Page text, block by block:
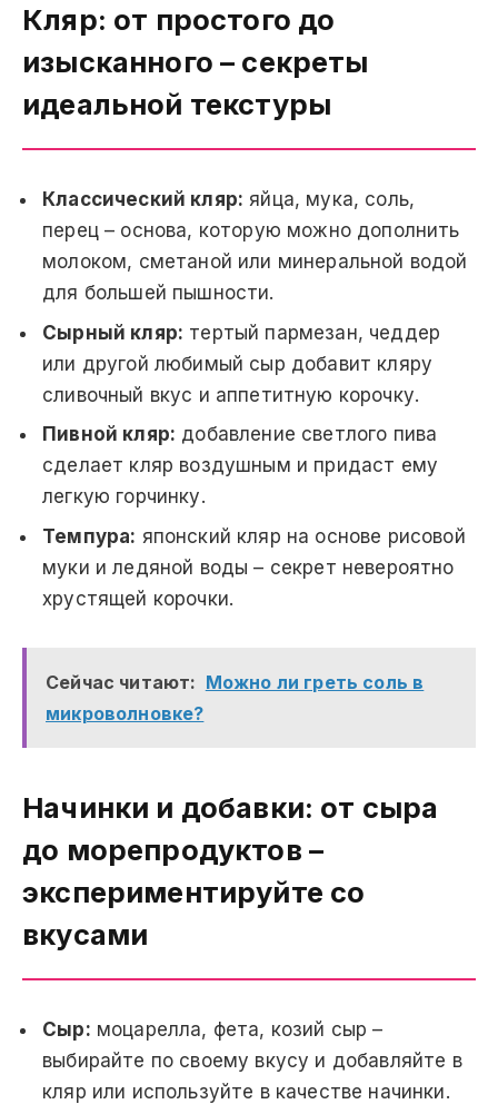
Кляр: от простого до
изысканного – секреты
идеальной текстуры
Классический кляр: яйца, мука, соль,
перец – основа, которую можно дополнить
молоком, сметаной или минеральной водой
для большей пышности.
Сырный кляр: тертый пармезан, чеддер
или другой любимый сыр добавит кляру
сливочный вкус и аппетитную корочку.
Пивной кляр: добавление светлого пива
сделает кляр воздушным и придаст ему
легкую горчинку.
Темпура: японский кляр на основе рисовой
муки и ледяной воды – секрет невероятно
хрустящей корочки.
Сейчас читают: Можно ли греть соль в
микроволновке?
Начинки и добавки: от сыра
до морепродуктов –
экспериментируйте со
вкусами
Сыр: моцарелла, фета, козий сыр –
выбирайте по своему вкусу и добавляйте в
кляр или используйте в качестве начинки.